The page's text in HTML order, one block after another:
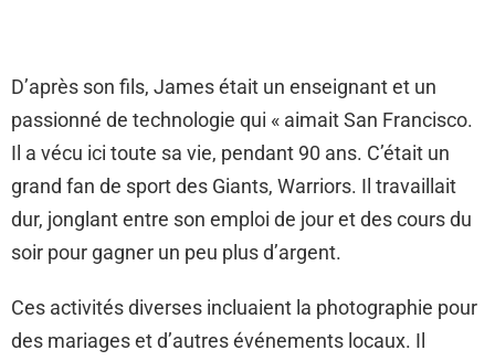
D’après son fils, James était un enseignant et un
passionné de technologie qui « aimait San Francisco.
Il a vécu ici toute sa vie, pendant 90 ans. C’était un
grand fan de sport des Giants, Warriors. Il travaillait
dur, jonglant entre son emploi de jour et des cours du
soir pour gagner un peu plus d’argent.
Ces activités diverses incluaient la photographie pour
des mariages et d’autres événements locaux. Il